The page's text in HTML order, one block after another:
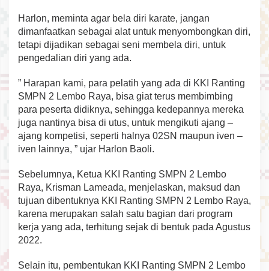
Harlon, meminta agar bela diri karate, jangan
dimanfaatkan sebagai alat untuk menyombongkan diri,
tetapi dijadikan sebagai seni membela diri, untuk
pengedalian diri yang ada.
” Harapan kami, para pelatih yang ada di KKI Ranting
SMPN 2 Lembo Raya, bisa giat terus membimbing
para peserta didiknya, sehingga kedepannya mereka
juga nantinya bisa di utus, untuk mengikuti ajang –
ajang kompetisi, seperti halnya 02SN maupun iven –
iven lainnya, ” ujar Harlon Baoli.
Sebelumnya, Ketua KKI Ranting SMPN 2 Lembo
Raya, Krisman Lameada, menjelaskan, maksud dan
tujuan dibentuknya KKI Ranting SMPN 2 Lembo Raya,
karena merupakan salah satu bagian dari program
kerja yang ada, terhitung sejak di bentuk pada Agustus
2022.
Selain itu, pembentukan KKI Ranting SMPN 2 Lembo